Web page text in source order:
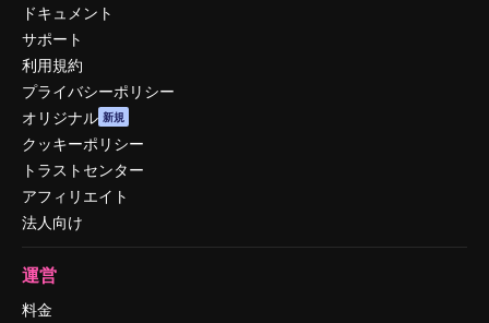
ドキュメント
サポート
利用規約
プライバシーポリシー
オリジナル 新規
クッキーポリシー
トラストセンター
アフィリエイト
法人向け
運営
料金